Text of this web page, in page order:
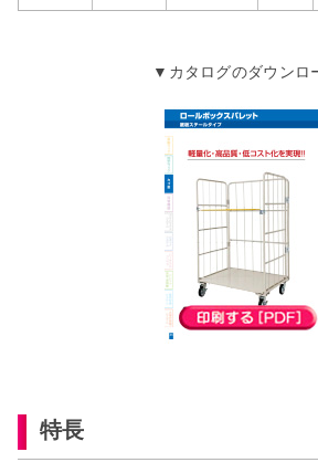
▼カタログのダウンロ
特長